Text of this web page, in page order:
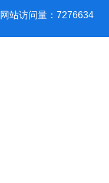
网站访问量： 7276634